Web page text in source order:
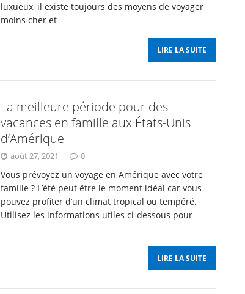
luxueux, il existe toujours des moyens de voyager
moins cher et
LIRE LA SUITE
La meilleure période pour des
vacances en famille aux États-Unis
d’Amérique
août 27, 2021 0
Vous prévoyez un voyage en Amérique avec votre
famille ? L’été peut être le moment idéal car vous
pouvez profiter d’un climat tropical ou tempéré.
Utilisez les informations utiles ci-dessous pour
LIRE LA SUITE